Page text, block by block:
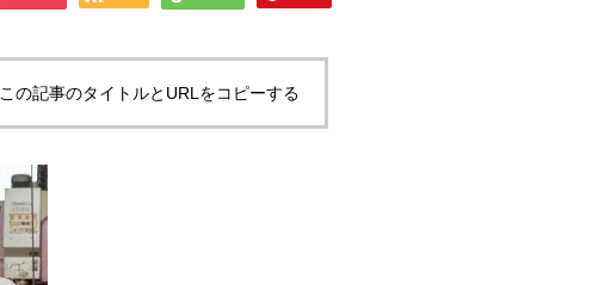
PERSONALITY
こんな人を求めていま
この記事のタイトルとURLをコピーする